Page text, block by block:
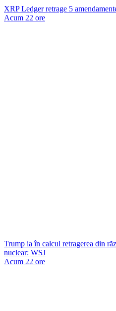
XRP Ledger retrage 5
Acum 22 ore
Trump ia în calcul retragerea din
nuclear: WSJ
Acum 22 ore